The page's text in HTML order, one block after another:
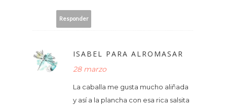
Responder
ISABEL PARA ALROMASAR
28 marzo
La caballa me gusta mucho aliñada
y así a la plancha con esa rica salsita